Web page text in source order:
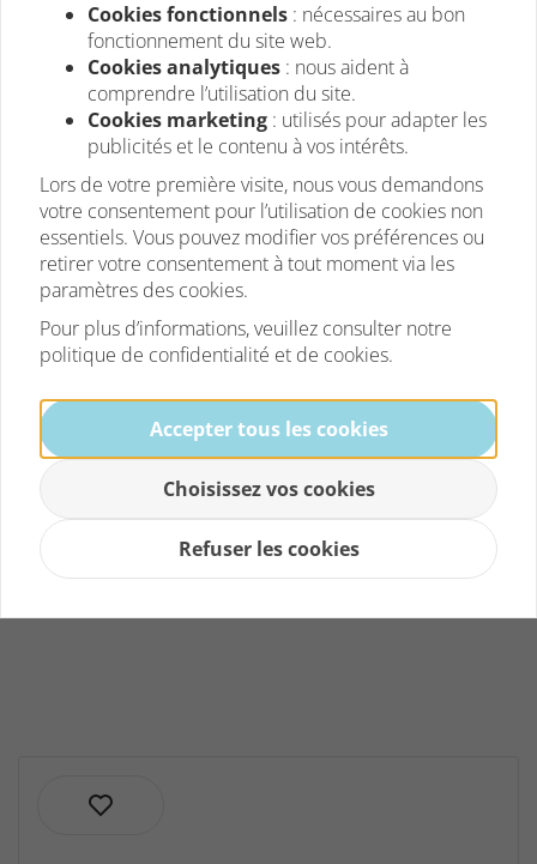
Marstek Venus A incl. Onduleur 1,2
kW + Batterie 2,12 kWh Incl.
compteur P1 gratuit
Le Marstek Venus A est une solution puissante et
innovante tout-en-un pour le stockage...
Comparer
Pas en stock
€ 470,25
TVA incl.
Cookies fonctionnels : nécessaires au bon
fonctionnement du site web.
Cookies analytiques : nous aident à
comprendre l’utilisation du site.
Cookies marketing : utilisés pour adapter les
publicités et le contenu à vos intérêts.
Lors de votre première visite, nous vous demandons
votre consentement pour l’utilisation de cookies non
essentiels. Vous pouvez modifier vos préférences ou
retirer votre consentement à tout moment via les
paramètres des cookies.
Pour plus d’informations, veuillez consulter notre
politique de confidentialité et de cookies.
Accepter tous les cookies
Choisissez vos cookies
Refuser les cookies